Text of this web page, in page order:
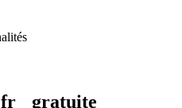
gratuite